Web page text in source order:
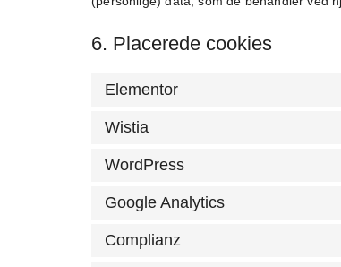
6. Placerede cookies
Elementor
Wistia
WordPress
Google Analytics
Complianz